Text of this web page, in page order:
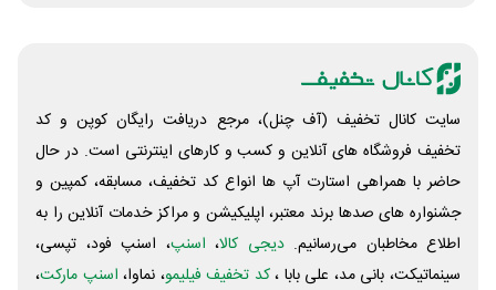
سایت کانال تخفیف (آف چنل)، مرجع دریافت رایگان کوپن و کد
تخفیف فروشگاه های آنلاین و کسب و‌ کارهای اینترنتی است. در حال
حاضر با همراهی استارت آپ ها انواع کد تخفیف، مسابقه، کمپین و
جشنواره های صدها برند معتبر، اپلیکیشن و مراکز خدمات آنلاین را به
اطلاع مخاطبان می‌رسانیم. دیجی کالا، اسنپ، اسنپ فود، تپسی،
سینماتیکت، بانی مد، علی‌ بابا ،کد تخفیف فیلیمو، نماوا، اسنپ مارکت،